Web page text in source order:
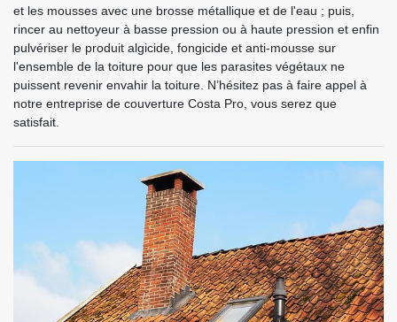
et les mousses avec une brosse métallique et de l'eau ; puis,
rincer au nettoyeur à basse pression ou à haute pression et enfin
pulvériser le produit algicide, fongicide et anti-mousse sur
l'ensemble de la toiture pour que les parasites végétaux ne
puissent revenir envahir la toiture. N’hésitez pas à faire appel à
notre entreprise de couverture Costa Pro, vous serez que
satisfait.